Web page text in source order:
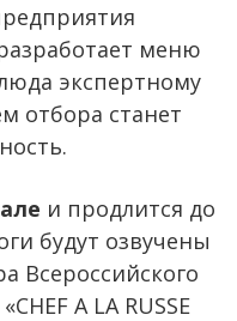
меню
экспертному
отбора станет
и продлится до
будут озвучены
Всероссийского
A LA RUSSE